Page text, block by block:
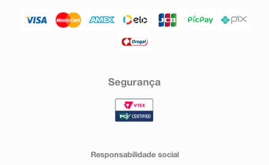
Segurança
Responsabilidade social